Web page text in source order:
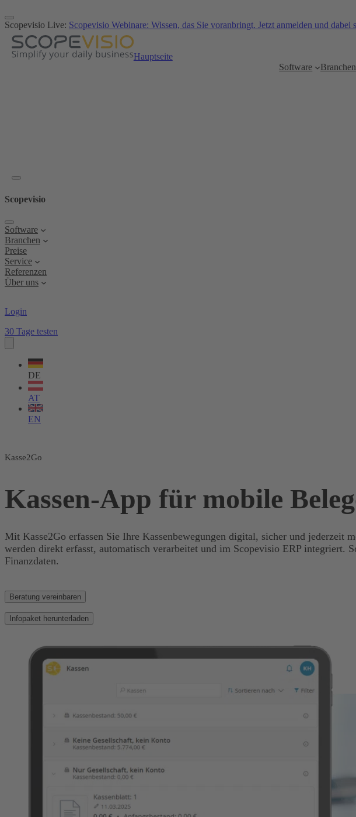
Zum
Inhalt
springen
Scopevisio Live: Scopevisio Webinare: Wissen, das Sie voranbringt. Jetzt anmelden und dabei
Hauptseite
Software
Branchen
Scopevisio
Software
Branchen
Preise
Service
Referenzen
Über uns
Login
30 Tage testen
Sprache
wählen
DE
AT
EN
Kasse2Go
Kassen-App für mobile
Mit Kasse2Go erfassen Sie Ihre Kassenbewegungen digital, sicher und
werden direkt erfasst, automatisch verarbeitet und im Scopevisio ERP integriert.
Finanzdaten.
Beratung vereinbaren
Infopaket herunterladen